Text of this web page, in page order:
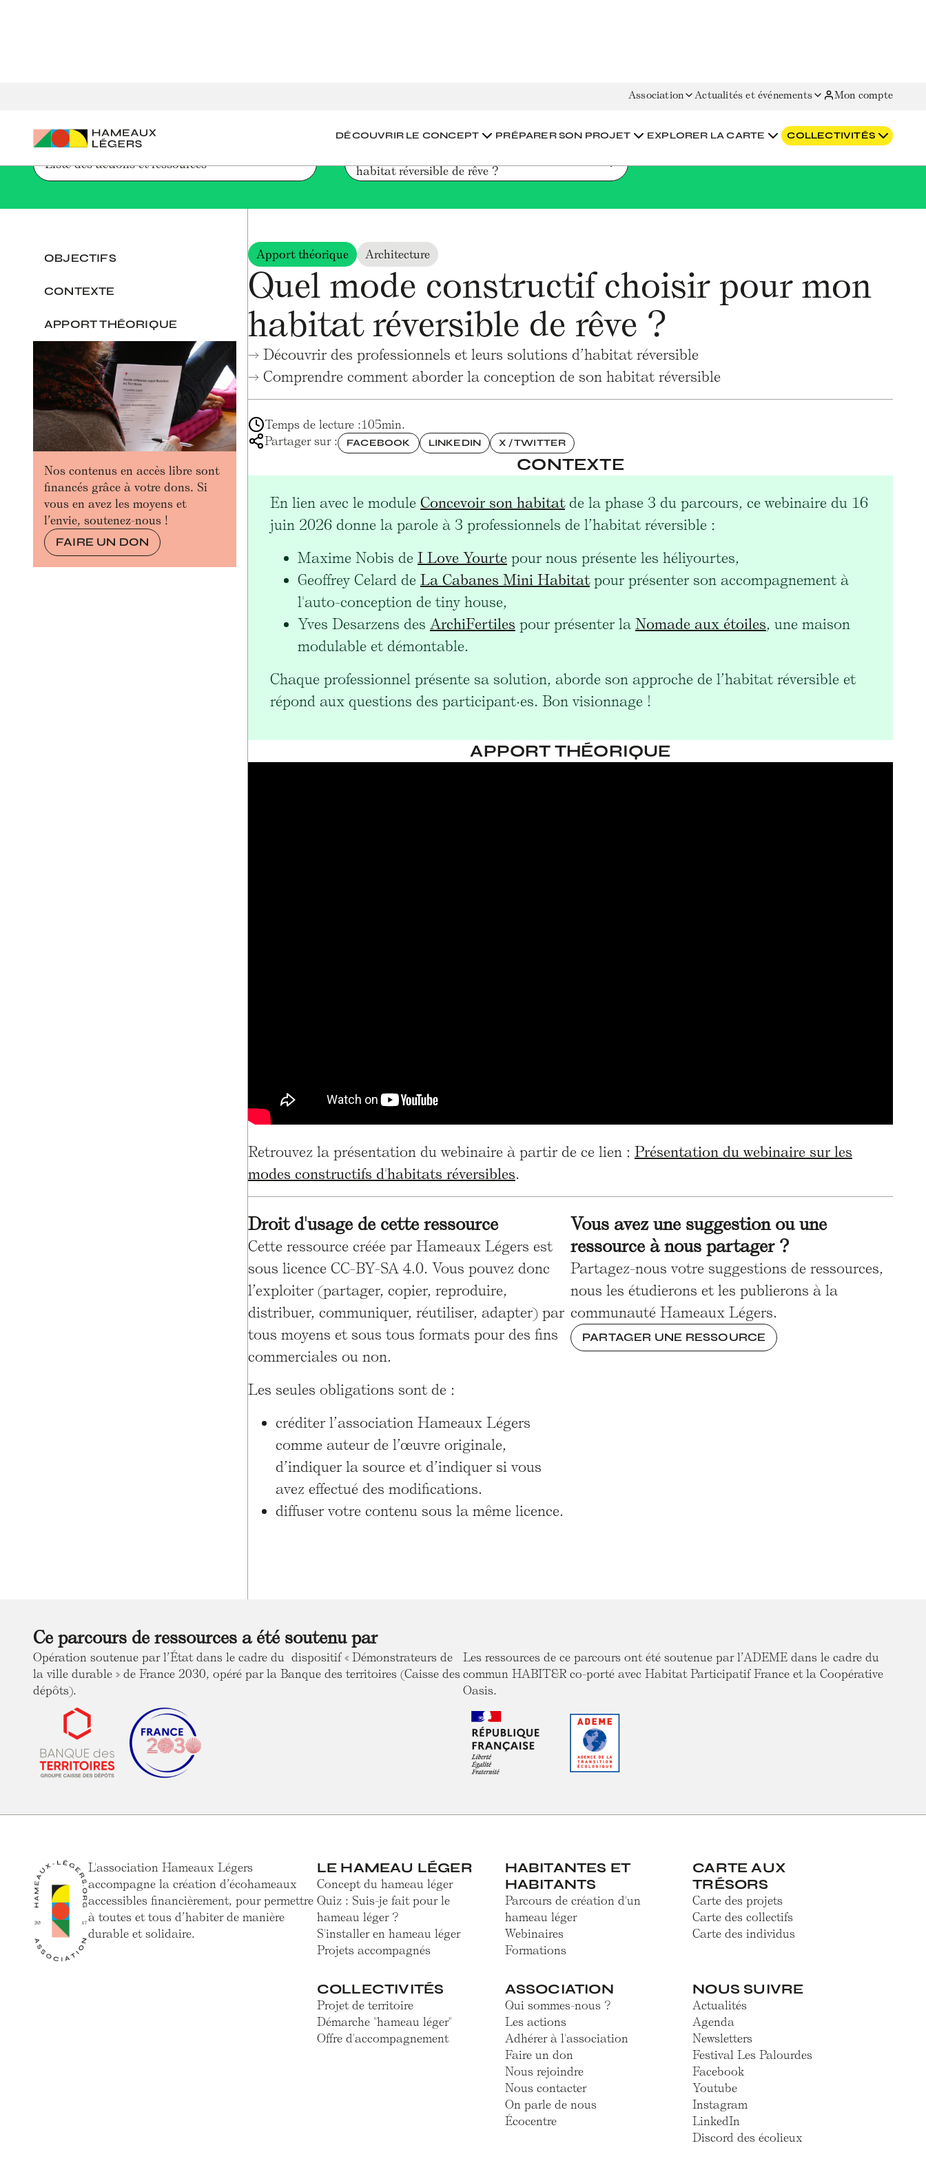
Association Actualités et événements Mon compte
DÉCOUVRIR LE CONCEPT PRÉPARER SON PROJET EXPLORER LA CARTE COLLECTIVITÉS
Liste des actions et ressources
habitat réversible de rêve ?
OBJECTIFS
CONTEXTE
APPORT THÉORIQUE
Nos contenus en accès libre sont
financés grâce à votre dons. Si
vous en avez les moyens et
l’envie, soutenez-nous !
FAIRE UN DON
Apport théorique Architecture
Quel mode constructif choisir pour mon
habitat réversible de rêve ?
→ Découvrir des professionnels et leurs solutions d’habitat réversible
→ Comprendre comment aborder la conception de son habitat réversible
Temps de lecture :105min.
Partager sur :
FACEBOOK LINKEDIN X / TWITTER
CONTEXTE
En lien avec le module Concevoir son habitatde la phase 3 du parcours, ce webinaire du 16
juin 2026 donne la parole à 3 professionnels de l’habitat réversible :
Maxime Nobis de I Love Yourte pour nous présente les héliyourtes,
Geoffrey Celard de La Cabanes Mini Habitatpour présenter son accompagnement à
l'auto-conception de tiny house,
Yves Desarzens des ArchiFertiles pour présenter la Nomade aux étoiles, une maison
modulable et démontable.
Chaque professionnel présente sa solution, aborde son approche de l’habitat réversible et
répond aux questions des participant·es. Bon visionnage !
APPORT THÉORIQUE
Retrouvez la présentation du webinaire à partir de ce lien : Présentation du webinaire sur les
modes constructifs d'habitats réversibles.
Droit d'usage de cette ressource
Cette ressource créée par Hameaux Légers est
sous licence CC-BY-SA 4.0. Vous pouvez donc
l’exploiter (partager, copier, reproduire,
distribuer, communiquer, réutiliser, adapter) par
tous moyens et sous tous formats pour des fins
commerciales ou non.
Les seules obligations sont de :
créditer l’association Hameaux Légers
comme auteur de l’œuvre originale,
d’indiquer la source et d’indiquer si vous
avez effectué des modifications.
diffuser votre contenu sous la même licence.
Vous avez une suggestion ou une
ressource à nous partager ?
Partagez-nous votre suggestions de ressources,
nous les étudierons et les publierons à la
communauté Hameaux Légers.
PARTAGER UNE RESSOURCE
Ce parcours de ressources a été soutenu par
Opération soutenue par l’État dans le cadre du dispositif « Démonstrateurs de
la ville durable » de France 2030, opéré par la Banque des territoires (Caisse des
dépôts).
Les ressources de ce parcours ont été soutenue par l’ADEME dans le cadre du
commun HABIT&R co-porté avec Habitat Participatif France et la Coopérative
Oasis.
L'association Hameaux Légers
accompagne la création d’écohameaux
accessibles financièrement, pour permettre
à toutes et tous d’habiter de manière
durable et solidaire.
LE HAMEAU LÉGER
Concept du hameau léger
Quiz : Suis-je fait pour le
hameau léger ?
S'installer en hameau léger
Projets accompagnés
HABITANTES ET
HABITANTS
Parcours de création d'un
hameau léger
Webinaires
Formations
CARTE AUX
TRÉSORS
Carte des projets
Carte des collectifs
Carte des individus
COLLECTIVITÉS
Projet de territoire
Démarche "hameau léger"
Offre d'accompagnement
ASSOCIATION
Qui sommes-nous ?
Les actions
Adhérer à l'association
Faire un don
Nous rejoindre
Nous contacter
On parle de nous
Écocentre
NOUS SUIVRE
Actualités
Agenda
Newsletters
Festival Les Palourdes
Facebook
Youtube
Instagram
LinkedIn
Discord des écolieux